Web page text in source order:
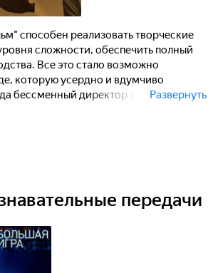
способен реализовать творческие
сложности, обеспечить полный
Все это стало возможно
которую усердно и вдумчиво
бессменный директор киностудии
опытный продюсер и его путь на
режиссера до ключевой
Развернуть
передачи